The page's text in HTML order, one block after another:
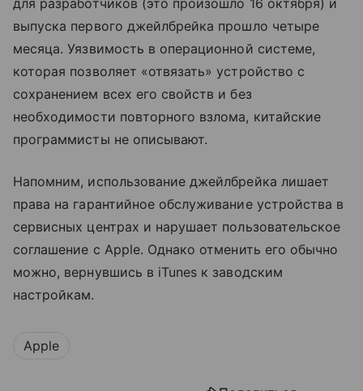
выпуска первого джейлбрейка прошло четыре
месяца. Уязвимость в операционной системе,
которая позволяет «отвязать» устройство с
сохранением всех его свойств и без
необходимости повторного взлома, китайские
программисты не описывают.
Напомним, использование джейлбрейка лишает
права на гарантийное обслуживание устройства в
сервисных центрах и нарушает пользовательское
соглашение с Apple. Однако отменить его обычно
можно, вернувшись в iTunes к заводским
настройкам.
Apple